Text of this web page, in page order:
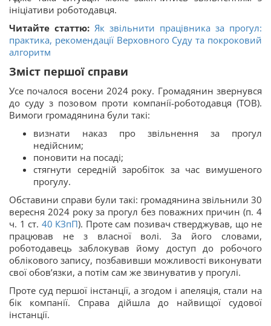
ініціативи роботодавця.
Читайте статтю: Як звільнити працівника за прогул:
практика, рекомендації Верховного Суду та покроковий
алгоритм
Зміст першої справи
Усе почалося восени 2024 року. Громадянин звернувся
до суду з позовом проти компанії-роботодавця (ТОВ).
Вимоги громадянина були такі:
визнати наказ про звільнення за прогул
недійсним;
поновити на посаді;
стягнути середній заробіток за час вимушеного
прогулу.
Обставини справи були такі: громадянина звільнили 30
вересня 2024 року за прогул без поважних причин (п. 4
ч. 1 ст. 40 КЗпП). Проте сам позивач стверджував, що не
працював не з власної волі. За його словами,
роботодавець заблокував йому доступ до робочого
облікового запису, позбавивши можливості виконувати
свої обов’язки, а потім сам же звинуватив у прогулі.
Проте суд першої інстанції, а згодом і апеляція, стали на
бік компанії. Справа дійшла до найвищої судової
інстанції.